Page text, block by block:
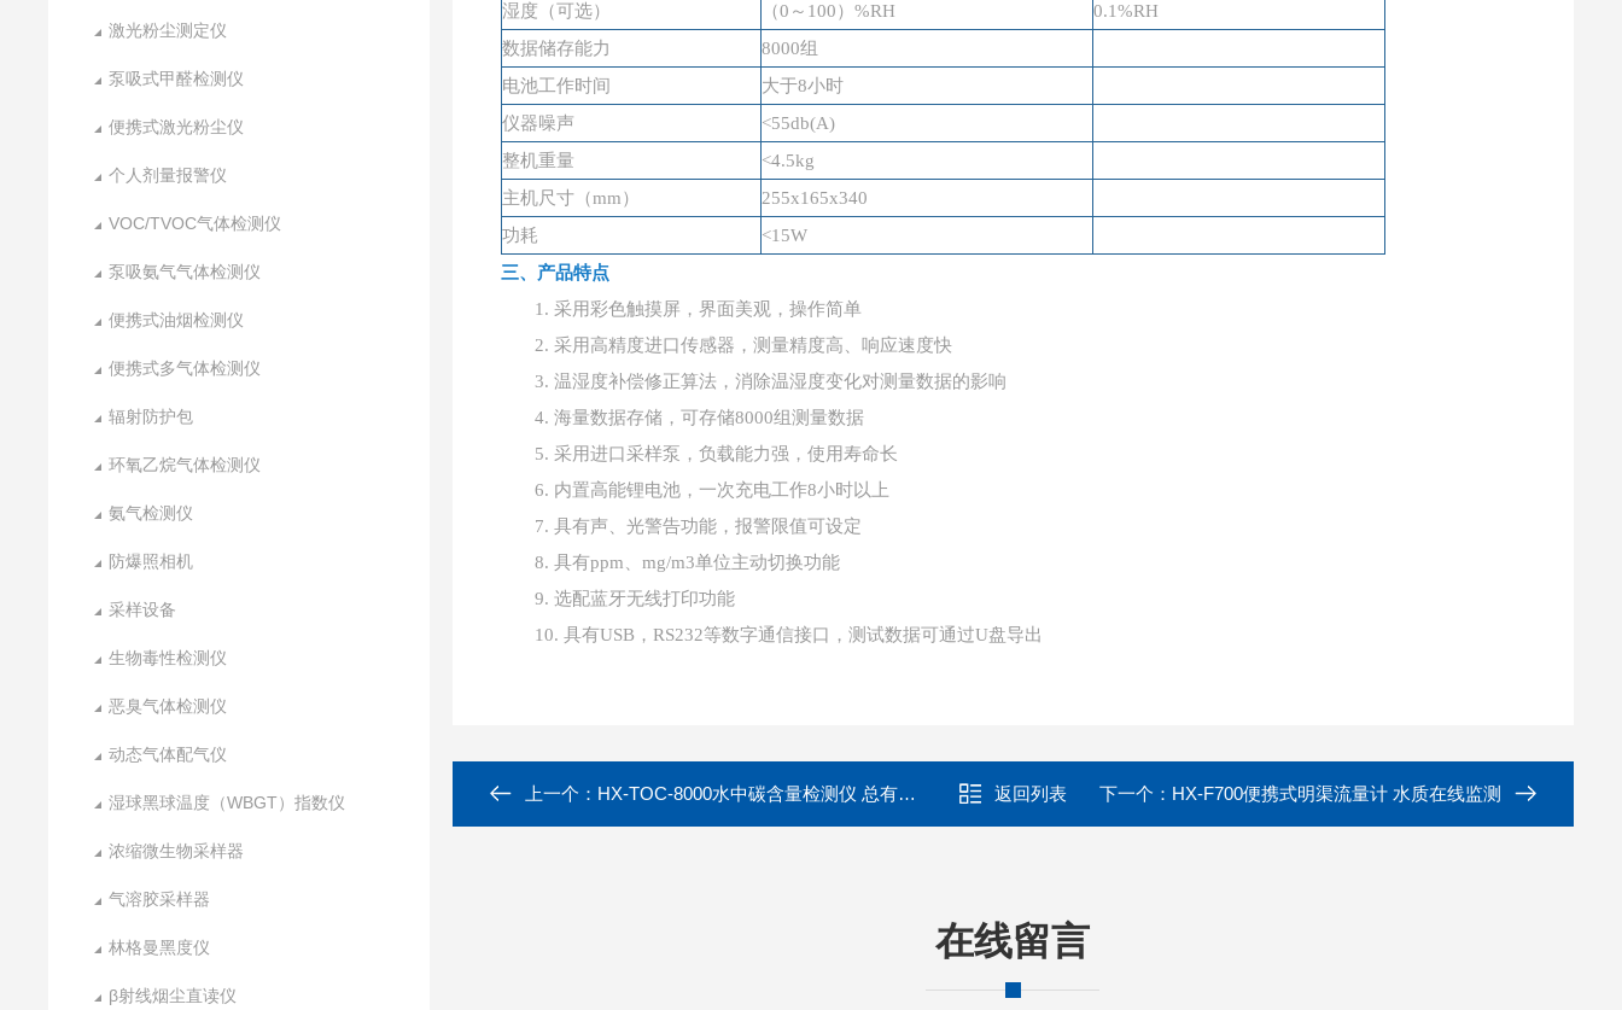
激光粉尘测定仪
泵吸式甲醛检测仪
便携式激光粉尘仪
个人剂量报警仪
VOC/TVOC气体检测仪
泵吸氨气气体检测仪
便携式油烟检测仪
便携式多气体检测仪
辐射防护包
环氧乙烷气体检测仪
氨气检测仪
防爆照相机
采样设备
生物毒性检测仪
恶臭气体检测仪
动态气体配气仪
湿球黑球温度（WBGT）指数仪
浓缩微生物采样器
气溶胶采样器
林格曼黑度仪
β射线烟尘直读仪
湿度（可选）
（0 ～ 100）%RH
0.1%RH
数据储存能力
8000组
电池工作时间
大于8小时
仪器噪声
<55db(A)
整机重量
<4.5kg
主机尺寸（mm）
255x165x340
功耗
<15W
三、产品特点
1.采用彩色触摸屏，界面美观，操作简单
2.采用高精度进口传感器，测量精度高、响应速度快
3.温湿度补偿修正算法，消除温湿度变化对测量数据的影响
4.海量数据存储，可存储8000组测量数据
5.采用进口采样泵，负载能力强，使用寿命长
6. 内置高能锂电池，一次充电工作8小时以上
7.具有声、光警告功能，报警限值可设定
8.具有ppm、mg/m3单位主动切换功能
9.选配蓝牙无线打印功能
10.具有USB，RS232等数字通信接口，测试数据可通过U盘导出
上一个： HX-TOC-8000水中碳含量检测仪 总有机碳分析仪 返回列表 下一个： HX-F700便携式明渠流量计 水质在线监测
在线留言